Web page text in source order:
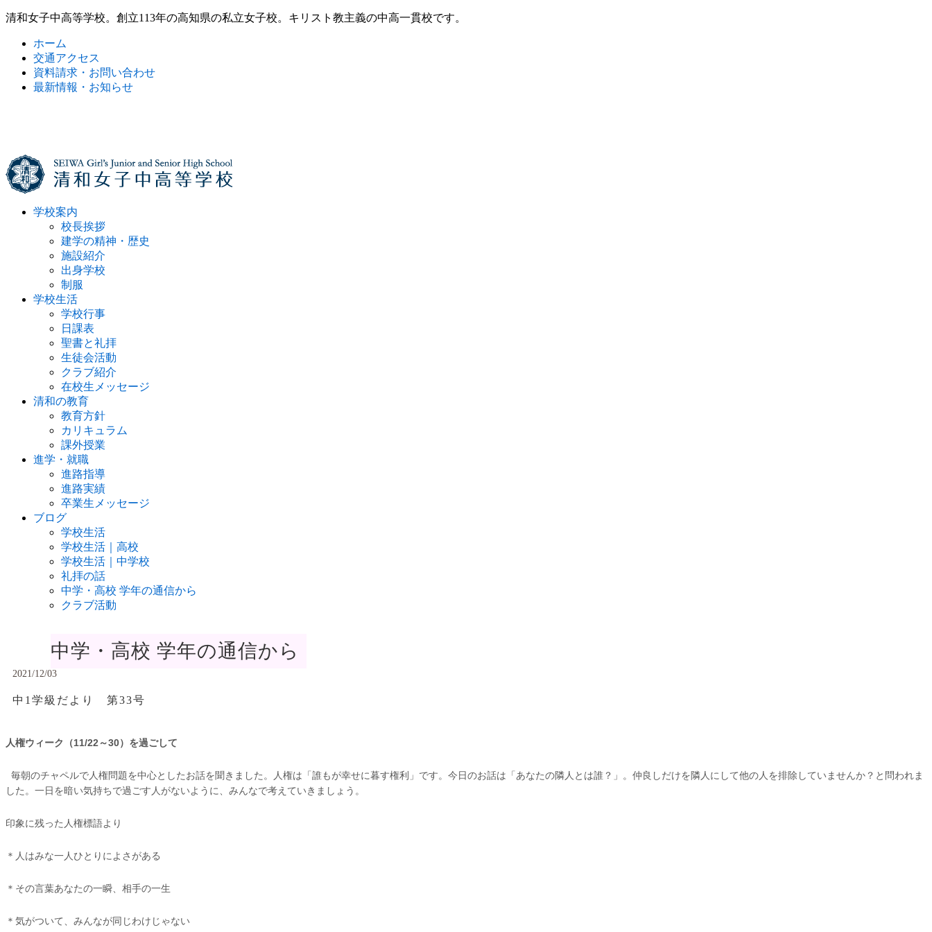
清和女子中高等学校。創立113年の高知県の私立女子校。キリスト教主義の中高一貫校です。
ホーム
交通アクセス
資料請求・お問い合わせ
最新情報・お知らせ
学校案内
校長挨拶
建学の精神・歴史
施設紹介
出身学校
制服
学校生活
学校行事
日課表
聖書と礼拝
生徒会活動
クラブ紹介
在校生メッセージ
清和の教育
教育方針
カリキュラム
課外授業
進学・就職
進路指導
進路実績
卒業生メッセージ
ブログ
学校生活
学校生活｜高校
学校生活｜中学校
礼拝の話
中学・高校 学年の通信から
クラブ活動
中学・高校 学年の通信から
2021/12/03
中1学級だより 第33号
人権ウィーク（11/22～30）を過ごして
毎朝のチャペルで人権問題を中心としたお話を聞きました。人権は「誰もが幸せに暮す権利」です。今日のお話は「あなたの隣人とは誰？」。仲良しだけを隣人にして他の人を排除していませんか？と問われま
した。一日を暗い気持ちで過ごす人がないように、みんなで考えていきましょう。
印象に残った人権標語より
＊人はみな一人ひとりによさがある
＊その言葉あなたの一瞬、相手の一生
＊気がついて、みんなが同じわけじゃない